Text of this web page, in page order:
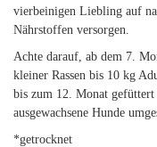
vierbeinigen Liebling auf
Nährstoffen versorgen.
Achte darauf, ab dem 7.
kleiner Rassen bis 10 kg
bis zum 12. Monat
ausgewachsene Hunde
*getrocknet